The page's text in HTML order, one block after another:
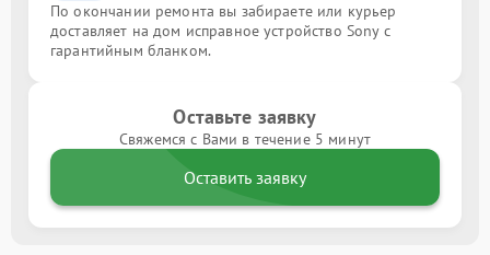
По окончании ремонта вы забираете или курьер
доставляет на дом исправное устройство Sony с
гарантийным бланком.
Оставьте заявку
Свяжемся с Вами в течение 5 минут
Оставить заявку